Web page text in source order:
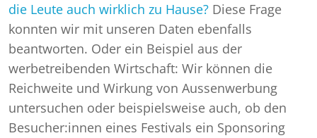
die Leute auch wirklich zu Hause? Diese Frage
konnten wir mit unseren Daten ebenfalls
beantworten. Oder ein Beispiel aus der
werbetreibenden Wirtschaft: Wir können die
Reichweite und Wirkung von Aussenwerbung
untersuchen oder beispielsweise auch, ob den
Besucher:innen eines Festivals ein Sponsoring